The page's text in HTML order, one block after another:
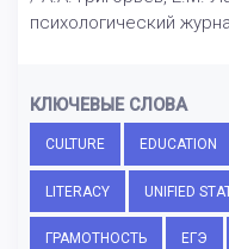
психологический
КЛЮЧЕВЫЕ СЛОВА
CULTURE EDUCATION
LITERACY UNIFIED
ГРАМОТНОСТЬ ЕГЭ